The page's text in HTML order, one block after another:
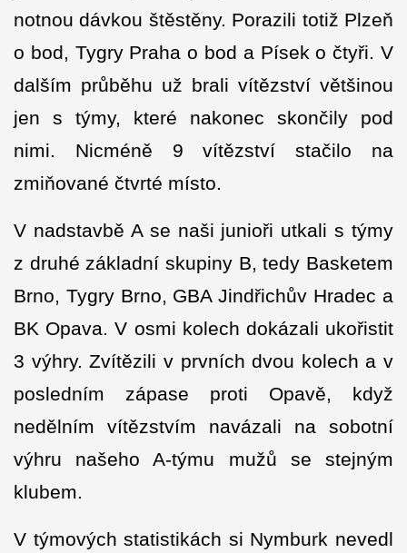
notnou dávkou štěstěny. Porazili totiž Plzeň
o bod, Tygry Praha o bod a Písek o čtyři. V
dalším průběhu už brali vítězství většinou
jen s týmy, které nakonec skončily pod
nimi. Nicméně 9 vítězství stačilo na
zmiňované čtvrté místo.
V nadstavbě A se naši junioři utkali s týmy
z druhé základní skupiny B, tedy Basketem
Brno, Tygry Brno, GBA Jindřichův Hradec a
BK Opava. V osmi kolech dokázali ukořistit
3 výhry. Zvítězili v prvních dvou kolech a v
posledním zápase proti Opavě, když
nedělním vítězstvím navázali na sobotní
výhru našeho A-týmu mužů se stejným
klubem.
V týmových statistikách si Nymburk nevedl